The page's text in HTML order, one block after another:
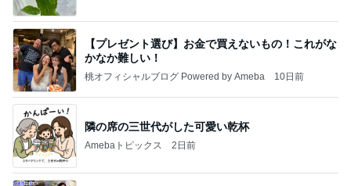
【プレゼント選び】お金で買えないもの！これがな
かなか難しい！
桃オフィシャルブログ Powered by Ameba 10日前
隣の席の三世代がした可愛い乾杯
Amebaトピックス 2日前